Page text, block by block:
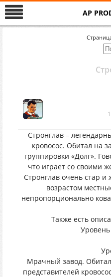
AP
Стронглав –
кровосос. Обитал на
группировки «Долг».
что играет со своими
Стронглав очень стар и
возрастом
непропорционально
Также есть
Уровень
Мрачный завод.
представителей